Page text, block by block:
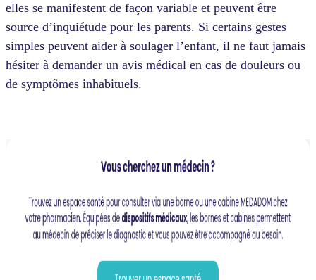
elles se manifestent de façon variable et peuvent être
source d’inquiétude pour les parents. Si certains gestes
simples peuvent aider à soulager l’enfant, il ne faut jamais
hésiter à demander un avis médical en cas de douleurs ou
de symptômes inhabituels.